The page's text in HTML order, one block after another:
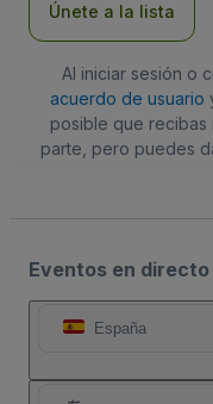
Únete a la lista
Al iniciar sesión o
acuerdo de usuario
posible que recibas
parte, pero puedes
Eventos en
España